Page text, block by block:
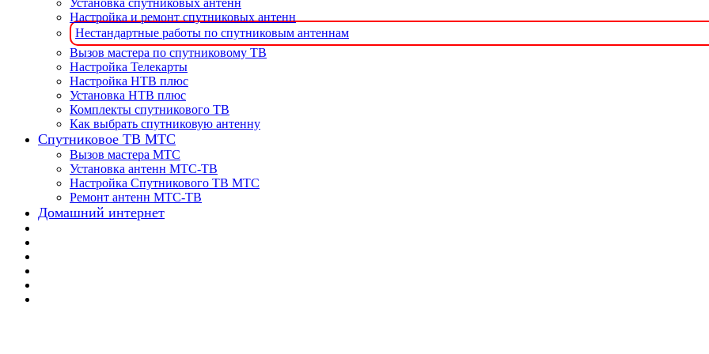
Установка спутниковых антенн
Настройка и ремонт спутниковых антенн
Нестандартные работы по спутниковым антеннам
Вызов мастера по спутниковому ТВ
Настройка Телекарты
Настройка НТВ плюс
Установка НТВ плюс
Комплекты спутникового ТВ
Как выбрать спутниковую антенну
Спутниковое ТВ МТС
Вызов мастера МТС
Установка антенн МТС-ТВ
Настройка Спутникового ТВ МТС
Ремонт антенн МТС-ТВ
Домашний интернет